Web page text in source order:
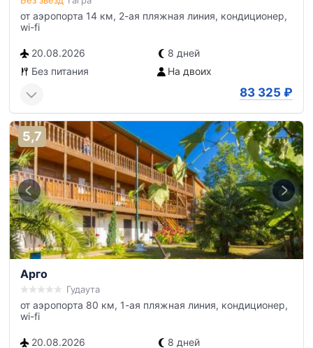
от аэропорта 14 км, 2-ая пляжная линия, кондиционер,
wi-fi
20.08.2026
8 дней
Без питания
На двоих
83 325 ₽
5,7
Арго
Гудаута
от аэропорта 80 км, 1-ая пляжная линия, кондиционер,
wi-fi
20.08.2026
8 дней